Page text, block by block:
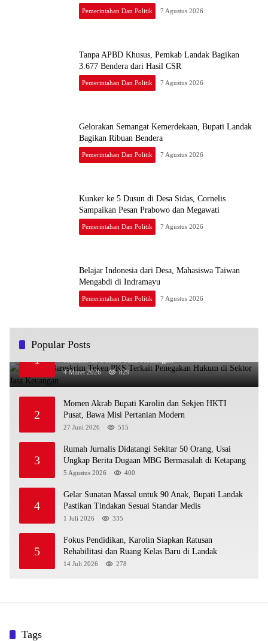
Pemerintahan Dan Politik 7 Agustus 2026
Tanpa APBD Khusus, Pemkab Landak Bagikan
3.677 Bendera dari Hasil CSR
Pemerintahan Dan Politik 7 Agustus 2026
Gelorakan Semangat Kemerdekaan, Bupati Landak
Bagikan Ribuan Bendera
Pemerintahan Dan Politik 7 Agustus 2026
Kunker ke 5 Dusun di Desa Sidas, Cornelis
Sampaikan Pesan Prabowo dan Megawati
Pemerintahan Dan Politik 7 Agustus 2026
Belajar Indonesia dari Desa, Mahasiswa Taiwan
Pemerintahan Dan Politik 7 Agustus 2026
Popular Posts
1
OJK dan Bareskrim Teken PKS Terkait Penegakan
Hukum di Sektor Jasa Keuangan
4 Maret 2026 829
2
Momen Akrab Bupati Karolin dan Sekjen HKTI
27 Juni 2026 515
3
Rumah Jurnalis Didatangi Sekitar 50 Orang, Usai
Ungkap Berita Dugaan MBG Bermasalah di Ketapang
5 Agustus 2026 400
4
Gelar Sunatan Massal untuk 90 Anak, Bupati Landak
Pastikan Tindakan Sesuai Standar Medis
1 Juli 2026 335
5
Fokus Pendidikan, Karolin Siapkan Ratusan
Rehabilitasi dan Ruang Kelas Baru di Landak
14 Juli 2026 278
Tags